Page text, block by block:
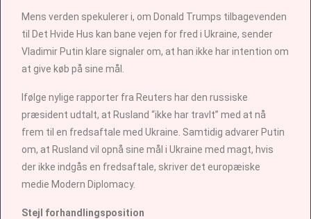
Mens verden spekulerer i, om Donald Trumps tilbagevenden
til Det Hvide Hus kan bane vejen for fred i Ukraine, sender
Vladimir Putin klare signaler om, at han ikke har intention om
at give køb på sine mål.
Ifølge nylige rapporter fra Reuters har den russiske
præsident udtalt, at Rusland “ikke har travlt” med at nå
frem til en fredsaftale med Ukraine. Samtidig advarer Putin
om, at Rusland vil opnå sine mål i Ukraine med magt, hvis
der ikke indgås en fredsaftale, skriver det europæiske
medie Modern Diplomacy.
Stejl forhandlingsposition